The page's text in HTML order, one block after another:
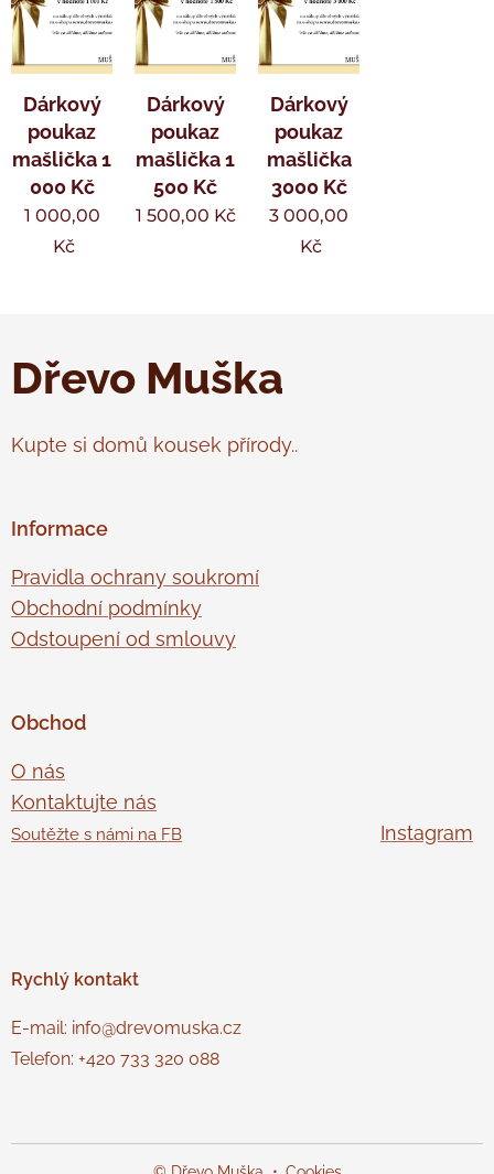
Dárkový
poukaz
mašlička 1
000 Kč
1 000,00
Kč
Dárkový
poukaz
mašlička 1
500 Kč
1 500,00 Kč
Dárkový
poukaz
mašlička
3000 Kč
3 000,00
Kč
Dřevo Muška
Kupte si domů kousek přírody..
Informace
Pravidla ochrany soukromí
Obchodní podmínky
Odstoupení od smlouvy
Obchod
O nás
Kontaktujte nás
Soutěžte s námi na FB Instagram
Rychlý kontakt
E-mail: info@drevomuska.cz
Telefon: +420 733 320 088